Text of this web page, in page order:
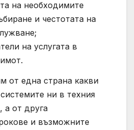
на необходимите
и честотата на
на услугата в
от една страна какви
ни в техния
а от друга
и възможните